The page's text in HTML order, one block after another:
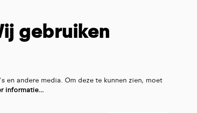
gebruiken
en andere media. Om deze te kunnen zien, moet
informatie…